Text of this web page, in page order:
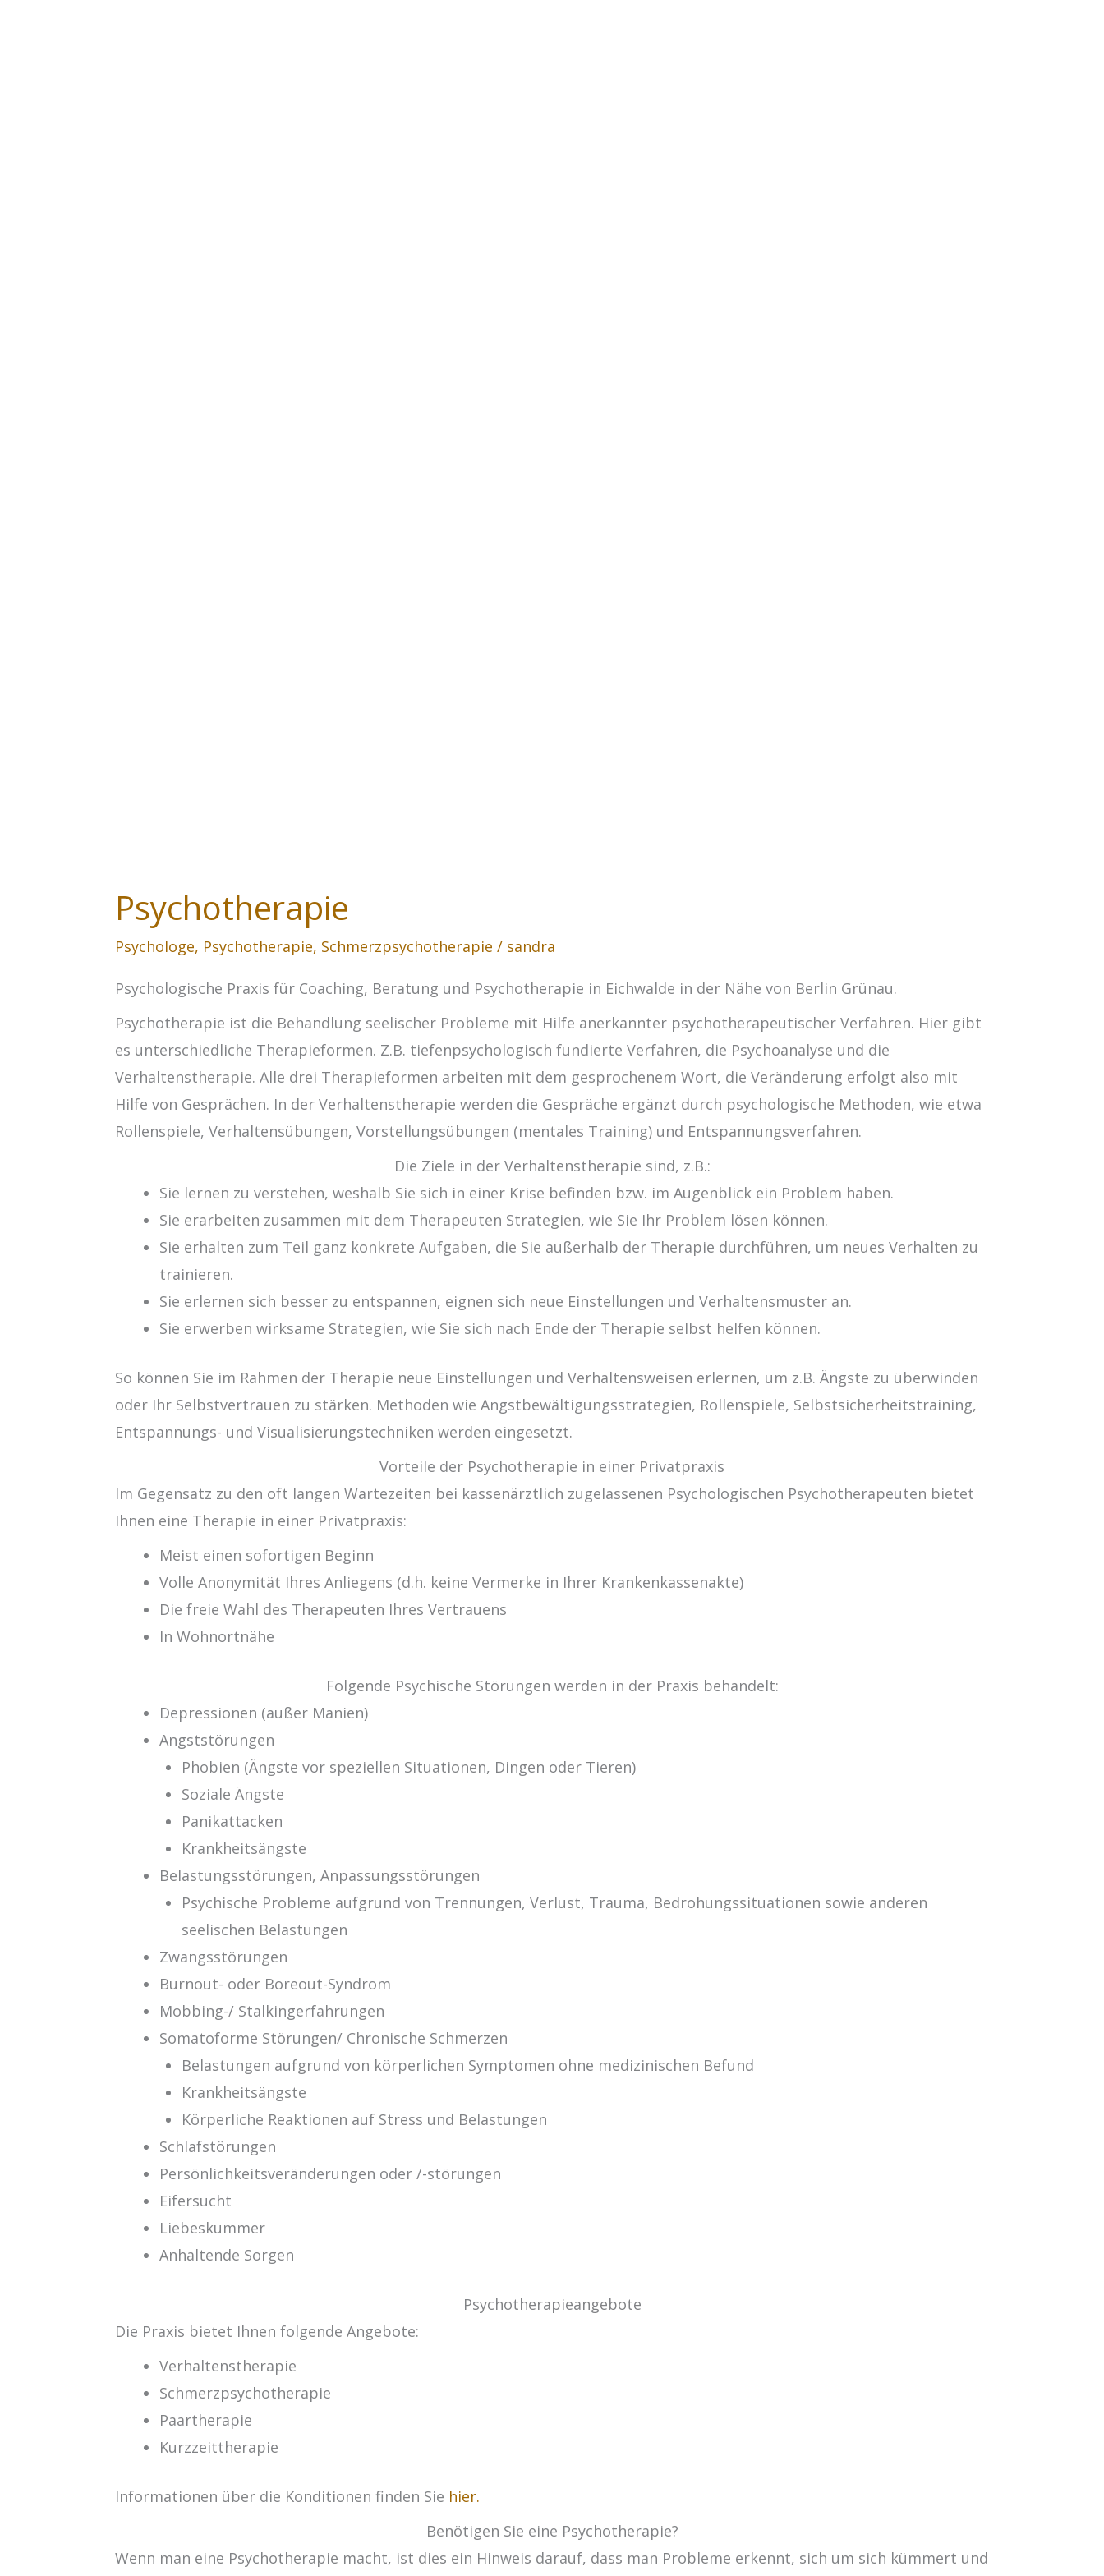
Psychotherapie
Psychologe, Psychotherapie, Schmerzpsychotherapie / sandra
Psychologische Praxis für Coaching, Beratung und Psychotherapie in Eichwalde in der Nähe von Berlin Grünau.
Psychotherapie ist die Behandlung seelischer Probleme mit Hilfe anerkannter psychotherapeutischer Verfahren. Hier gibt
es unterschiedliche Therapieformen. Z.B. tiefenpsychologisch fundierte Verfahren, die Psychoanalyse und die
Verhaltenstherapie. Alle drei Therapieformen arbeiten mit dem gesprochenem Wort, die Veränderung erfolgt also mit
Hilfe von Gesprächen. In der Verhaltenstherapie werden die Gespräche ergänzt durch psychologische Methoden, wie etwa
Rollenspiele, Verhaltensübungen, Vorstellungsübungen (mentales Training) und Entspannungsverfahren.
Die Ziele in der Verhaltenstherapie sind, z.B.:
Sie lernen zu verstehen, weshalb Sie sich in einer Krise befinden bzw. im Augenblick ein Problem haben.
Sie erarbeiten zusammen mit dem Therapeuten Strategien, wie Sie Ihr Problem lösen können.
Sie erhalten zum Teil ganz konkrete Aufgaben, die Sie außerhalb der Therapie durchführen, um neues Verhalten zu
trainieren.
Sie erlernen sich besser zu entspannen, eignen sich neue Einstellungen und Verhaltensmuster an.
Sie erwerben wirksame Strategien, wie Sie sich nach Ende der Therapie selbst helfen können.
So können Sie im Rahmen der Therapie neue Einstellungen und Verhaltensweisen erlernen, um z.B. Ängste zu überwinden
oder Ihr Selbstvertrauen zu stärken. Methoden wie Angstbewältigungsstrategien, Rollenspiele, Selbstsicherheitstraining,
Entspannungs- und Visualisierungstechniken werden eingesetzt.
Vorteile der Psychotherapie in einer Privatpraxis
Im Gegensatz zu den oft langen Wartezeiten bei kassenärztlich zugelassenen Psychologischen Psychotherapeuten bietet
Ihnen eine Therapie in einer Privatpraxis:
Meist einen sofortigen Beginn
Volle Anonymität Ihres Anliegens (d.h. keine Vermerke in Ihrer Krankenkassenakte)
Die freie Wahl des Therapeuten Ihres Vertrauens
In Wohnortnähe
Folgende Psychische Störungen werden in der Praxis behandelt:
Depressionen (außer Manien)
Angststörungen
Phobien (Ängste vor speziellen Situationen, Dingen oder Tieren)
Soziale Ängste
Panikattacken
Krankheitsängste
Belastungsstörungen, Anpassungsstörungen
Psychische Probleme aufgrund von Trennungen, Verlust, Trauma, Bedrohungssituationen sowie anderen
seelischen Belastungen
Zwangsstörungen
Burnout- oder Boreout-Syndrom
Mobbing-/ Stalkingerfahrungen
Somatoforme Störungen/ Chronische Schmerzen
Belastungen aufgrund von körperlichen Symptomen ohne medizinischen Befund
Krankheitsängste
Körperliche Reaktionen auf Stress und Belastungen
Schlafstörungen
Persönlichkeitsveränderungen oder /-störungen
Eifersucht
Liebeskummer
Anhaltende Sorgen
Psychotherapieangebote
Die Praxis bietet Ihnen folgende Angebote:
Verhaltenstherapie
Schmerzpsychotherapie
Paartherapie
Kurzzeittherapie
Informationen über die Konditionen finden Sie hier.
Benötigen Sie eine Psychotherapie?
Wenn man eine Psychotherapie macht, ist dies ein Hinweis darauf, dass man Probleme erkennt, sich um sich kümmert und